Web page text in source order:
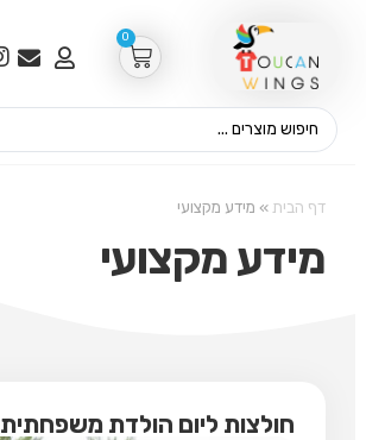
0
דף הבית » מידע מקצועי
מידע מקצועי
חולצות ליום הולדת משפחתית